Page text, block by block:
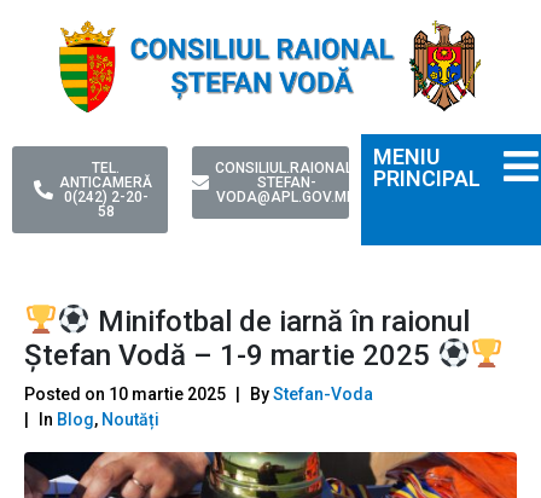
TEL.
ANTICAMERĂ
0(242) 2-20-
58
CONSILIUL.RAIONAL-
STEFAN-
VODA@APL.GOV.MD
MENIU
PRINCIPAL
Minifotbal de iarnă în raionul
Ștefan Vodă – 1-9 martie 2025
Posted on 10 martie 2025 ByStefan-Voda
In Blog, Noutăți